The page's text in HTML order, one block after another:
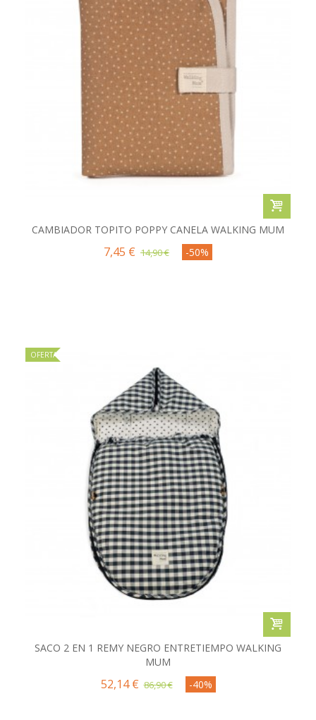
CAMBIADOR TOPITO POPPY CANELA WALKING MUM
7,45 € 14,90 € -50%
OFERTA
SACO 2 EN 1 REMY NEGRO ENTRETIEMPO WALKING
MUM
52,14 € 86,90 € -40%